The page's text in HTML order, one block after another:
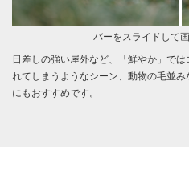
バーをスライドして
日差しの強い屋外など、「鮮やか」で
れてしまうようなシーン、動物の毛並
にもおすすめです。